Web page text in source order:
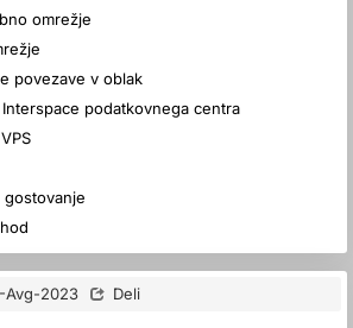
omrežje
povezave v oblak
podatkovnega centra
Avg-2023 Deli